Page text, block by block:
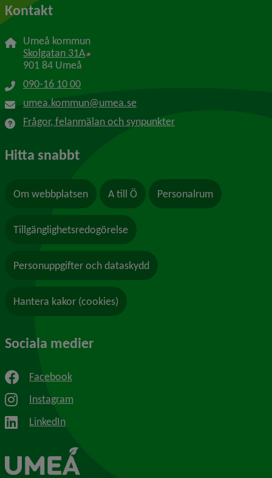
Kontakt
Umeå kommun
Skolgatan 31A Länk till annan webbplats, öppnas i nytt
901 84 Umeå
090-16 10 00
umea.kommun@umea.se
Frågor, felanmälan och synpunkter
Hitta snabbt
Om webbplatsen A till Ö Personalrum
Tillgänglighetsredogörelse
Personuppgifter och dataskydd
Hantera kakor (cookies)
Sociala medier
Facebook
Instagram
LinkedIn